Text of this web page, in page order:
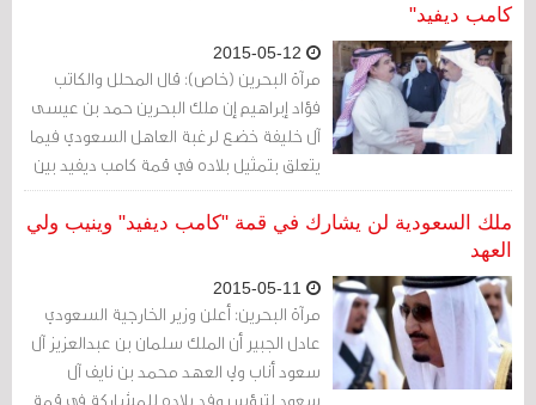
كامب ديفيد"
مرآة البحرين (خاص): قال المحلل والكاتب
فؤاد إبراهيم إن ملك البحرين حمد بن عيسى
آل خليفة خضع لرغبة العاهل السعودي فيما
يتعلق بتمثيل بلاده في قمة كامب ديفيد بين
الرئيس الأمريكي وقادة الدول الخليجية.
ملك السعودية لن يشارك في قمة "كامب ديفيد" وينيب ولي
العهد
مرآة البحرين: أعلن وزير الخارجية السعودي
عادل الجبير أن الملك سلمان بن عبدالعزيز آل
سعود أناب ولي العهد محمد بن نايف آل
سعود لترؤس وفد بلاده للمشاركة في قمة